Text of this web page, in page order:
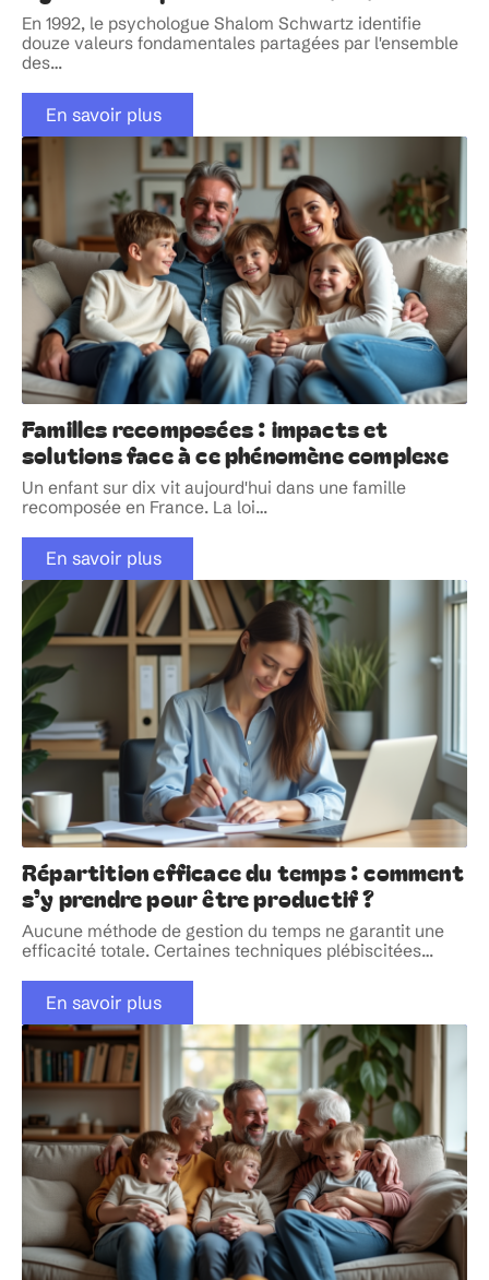
En 1992, le psychologue Shalom Schwartz identifie
douze valeurs fondamentales partagées par l'ensemble
des…
En savoir plus
Familles recomposées : impacts et
solutions face à ce phénomène complexe
Un enfant sur dix vit aujourd'hui dans une famille
recomposée en France. La loi…
En savoir plus
Répartition efficace du temps : comment
s’y prendre pour être productif ?
Aucune méthode de gestion du temps ne garantit une
efficacité totale. Certaines techniques plébiscitées…
En savoir plus